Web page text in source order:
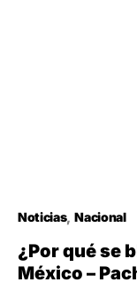
Noticias Nacional
¿Por qué se
México –